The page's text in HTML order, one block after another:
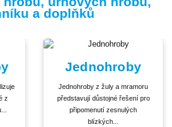
a doplňků
z
Jednohroby
Jednohroby z žuly a mramoru
představují důstojné řešení pro
připomenutí zesnulých
blízkých...